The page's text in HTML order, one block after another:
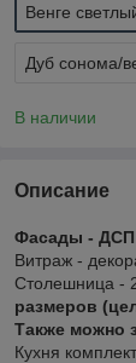
Венге
Дуб сонома/
В наличии
Описание
Фасады - ДСП
Витраж -
Столешница -
размеров
Также можно
Кухня